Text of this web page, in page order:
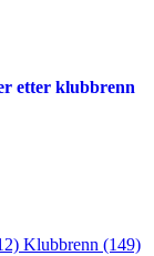
etter klubbrenn
Klubbrenn (149)